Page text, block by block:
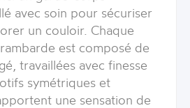
avec soin pour sécuriser
un couloir. Chaque
est composé de
travaillées avec finesse
symétriques et
une sensation de